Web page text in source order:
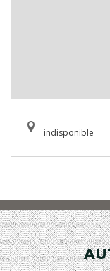
indisponible